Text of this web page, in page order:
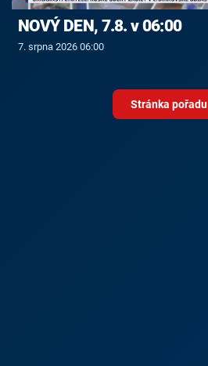
NOVÝ DEN, 7.8. v 06:00
7. srpna 2026 06:00
Stránka pořadu